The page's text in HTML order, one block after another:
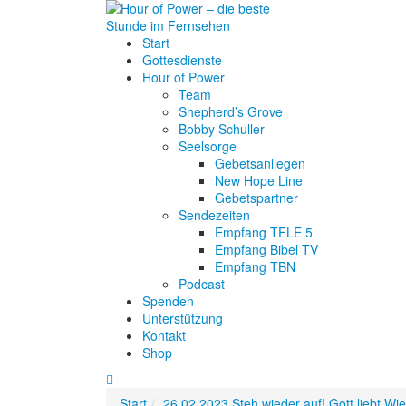
Start
Gottesdienste
Hour of Power
Team
Shepherd’s Grove
Bobby Schuller
Seelsorge
Gebetsanliegen
New Hope Line
Gebetspartner
Sendezeiten
Empfang TELE 5
Empfang Bibel TV
Empfang TBN
Podcast
Spenden
Unterstützung
Kontakt
Shop